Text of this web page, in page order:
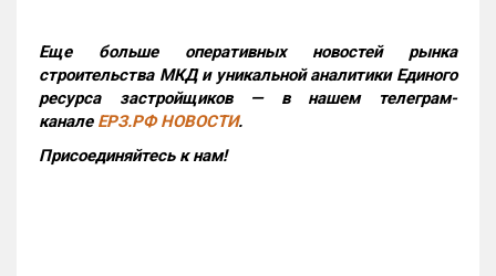
Еще больше оперативных новостей рынка
строительства МКД и уникальной аналитики Единого
ресурса застройщиков — в нашем телеграм-
канале ЕРЗ.РФ НОВОСТИ.
Присоединяйтесь к нам!